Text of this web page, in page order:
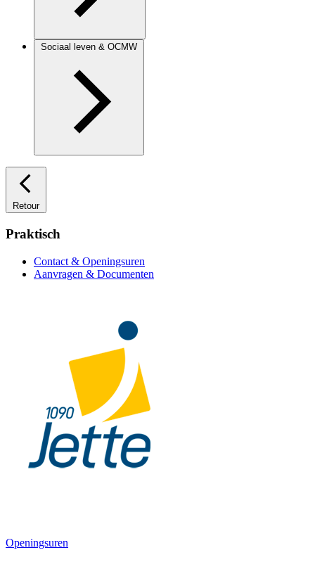
Sociaal leven & OCMW
Retour
Praktisch
Contact & Openingsuren
Aanvragen & Documenten
Openingsuren